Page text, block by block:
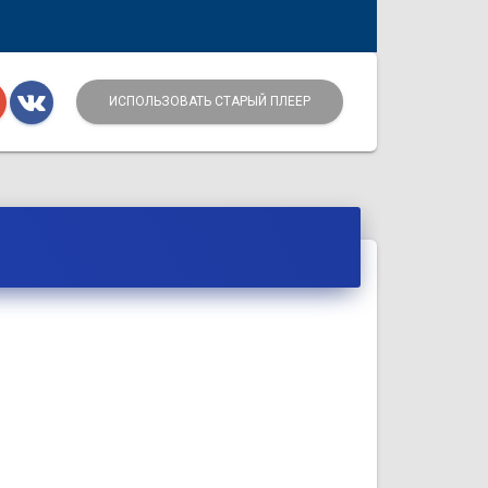
ИСПОЛЬЗОВАТЬ СТАРЫЙ ПЛЕЕР